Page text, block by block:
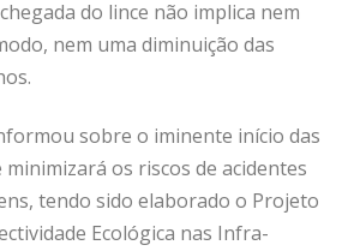
do lince não implica nem
nem uma diminuição das
sobre o iminente início das
os riscos de acidentes
tendo sido elaborado o Projeto
Ecológica nas Infra-